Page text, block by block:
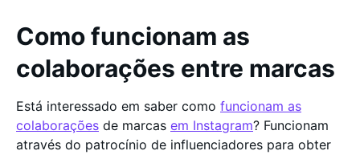
Como funcionam as
colaborações entre marcas
Está interessado em saber como funcionam as
colaborações de marcas em Instagram? Funcionam
através do patrocínio de influenciadores para obter